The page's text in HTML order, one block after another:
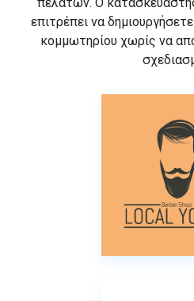
επιτρέπει να
κομμωτηρίου χωρίς να